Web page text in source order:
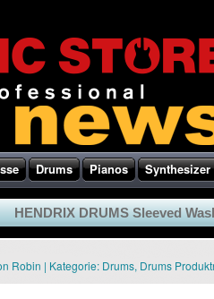
Drums Pianos Synthesizer
HENDRIX DRUMS Sleeved
Robin | Kategorie: Drums, Drums